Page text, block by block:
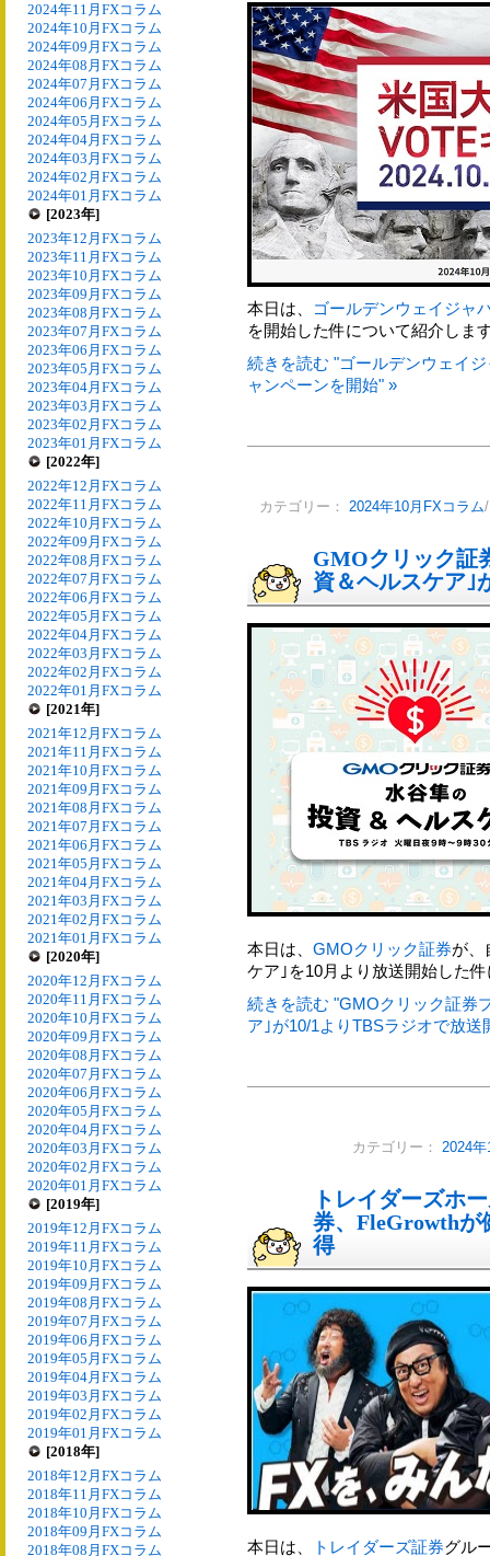
2024年11月FXコラム
2024年10月FXコラム
2024年09月FXコラム
2024年08月FXコラム
2024年07月FXコラム
2024年06月FXコラム
2024年05月FXコラム
2024年04月FXコラム
2024年03月FXコラム
2024年02月FXコラム
2024年01月FXコラム
[2023年]
2023年12月FXコラム
2023年11月FXコラム
2023年10月FXコラム
2023年09月FXコラム
2023年08月FXコラム
2023年07月FXコラム
2023年06月FXコラム
2023年05月FXコラム
2023年04月FXコラム
2023年03月FXコラム
2023年02月FXコラム
2023年01月FXコラム
[2022年]
2022年12月FXコラム
2022年11月FXコラム
2022年10月FXコラム
2022年09月FXコラム
2022年08月FXコラム
2022年07月FXコラム
2022年06月FXコラム
2022年05月FXコラム
2022年04月FXコラム
2022年03月FXコラム
2022年02月FXコラム
2022年01月FXコラム
[2021年]
2021年12月FXコラム
2021年11月FXコラム
2021年10月FXコラム
2021年09月FXコラム
2021年08月FXコラム
2021年07月FXコラム
2021年06月FXコラム
2021年05月FXコラム
2021年04月FXコラム
2021年03月FXコラム
2021年02月FXコラム
2021年01月FXコラム
[2020年]
2020年12月FXコラム
2020年11月FXコラム
2020年10月FXコラム
2020年09月FXコラム
2020年08月FXコラム
2020年07月FXコラム
2020年06月FXコラム
2020年05月FXコラム
2020年04月FXコラム
2020年03月FXコラム
2020年02月FXコラム
2020年01月FXコラム
[2019年]
2019年12月FXコラム
2019年11月FXコラム
2019年10月FXコラム
2019年09月FXコラム
2019年08月FXコラム
2019年07月FXコラム
2019年06月FXコラム
2019年05月FXコラム
2019年04月FXコラム
2019年03月FXコラム
2019年02月FXコラム
2019年01月FXコラム
[2018年]
2018年12月FXコラム
2018年11月FXコラム
2018年10月FXコラム
2018年09月FXコラム
2018年08月FXコラム
本日は、
ゴールデンウェイジャ
を開始した件について紹介しま
続きを読む "ゴールデンウェイ
ャンペーンを開始" »
カテゴリー： 2024年10月FXコラム
GMOクリック証
資＆ヘルスケア｣
本日は、 GMOクリック証券が、
ケア｣を10月より放送開始した
続きを読む "GMOクリック証券
ア｣が10/1よりTBSラジオで放送
カテゴリー： 2024
トレイダーズホ
券、FleGrowthが
得
本日は、 トレイダーズ証券グル